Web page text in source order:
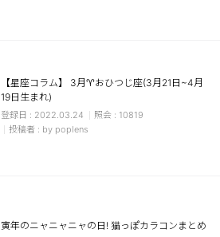
【星座コラム】 3月♈おひつじ座(3月21日~4月
19日生まれ)
2022.03.24
10819
by poplens
寅年のニャニャニャの日! 猫っぽカラコンまとめ